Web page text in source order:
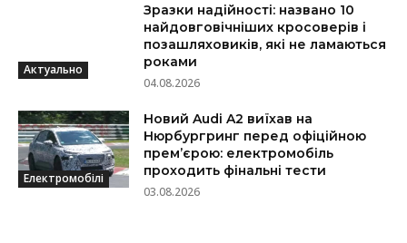
Актуально
Зразки надійності: названо 10
найдовговічніших кросоверів і
позашляховиків, які не ламаються
роками
04.08.2026
Електромобілі
Новий Audi A2 виїхав на
Нюрбургринг перед офіційною
прем’єрою: електромобіль
проходить фінальні тести
03.08.2026